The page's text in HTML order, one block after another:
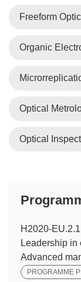
Freeform
Organic
Optical
Optical
H2020-
Leadership
Advanced
PROGRAMME